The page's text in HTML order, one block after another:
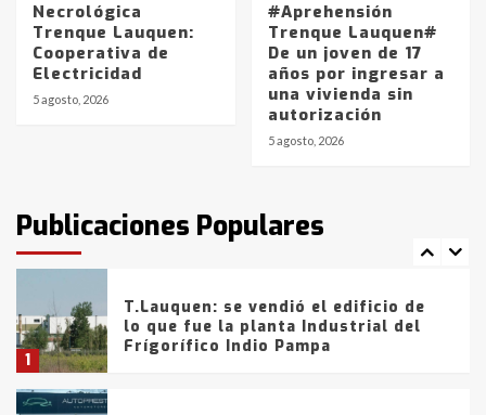
Necrológica
Trenque Lauquen:
Cooperativa de
Electricidad
5 agosto, 2026
#Aprehensión
Trenque Lauquen#
De un joven de 17
años por ingresar a
una vivienda sin
autorización
5 agosto, 2026
Publicaciones Populares
La Bolsa de Cereales de Bahía
Blanca anticipa que Agosto vendrá
con lluvias y heladas, en gran parte
fueron detenidos por
comercialización de drogas en la
tarde del sábado
1
T.Lauquen: se vendió el edificio de
lo que fue la planta Industrial del
Frígorífico Indio Pampa